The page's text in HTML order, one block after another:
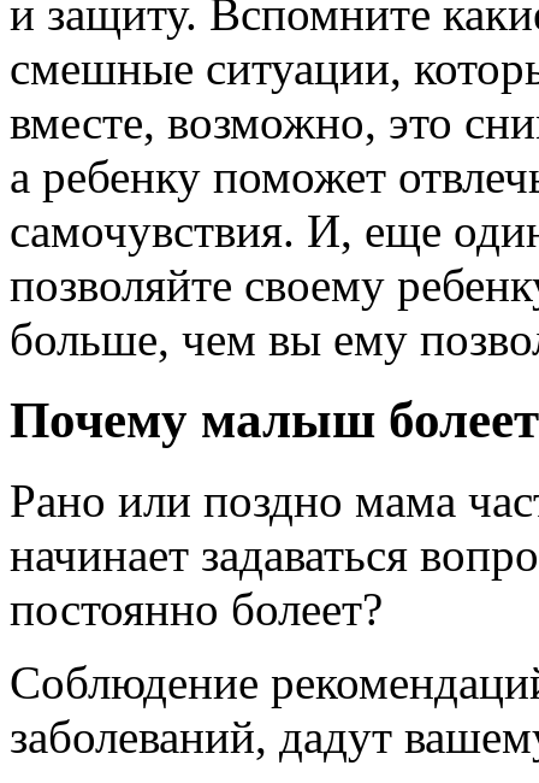
и защиту. Вспомните
смешные ситуации,
вместе, возможно, это
а ребенку поможет
самочувствия. И, еще
позволяйте своему
больше, чем вы ему
Почему малыш болеет
Рано или поздно мама
начинает задаваться
постоянно болеет?
Соблюдение
заболеваний, дадут